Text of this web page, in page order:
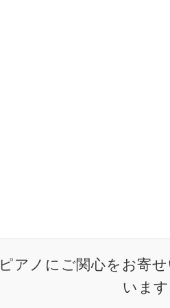
アノにご関心をお寄
います